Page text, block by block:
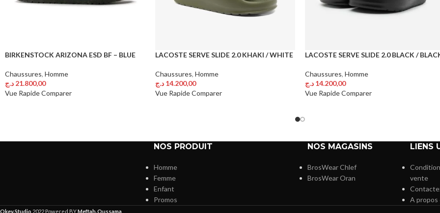
BIRKENSTOCK ARIZONA ESD BF – BLUE
Chaussures, Homme
21.800,00 د.ج
Choix Des Options
Vue RapideComparer
LACOSTE SERVE SLIDE 2.0 KHAKI / WHITE
Chaussures, Homme
14.200,00 د.ج
Choix Des Options
Vue Rapide Comparer
LACOSTE SERVE SLIDE 2.0 BLACK /
Chaussures, Homme
14.200,00 د.ج
Choix Des Options
Vue RapideComparer
NOS PRODUIT
Homme
Femme
Enfant
Promos
NOS MAGASINS
BrosWear Chlef
BrosWear Oran
LIENS
vente
A propos
Okey.Studio 2022 Powered BYMeftah.Oussama